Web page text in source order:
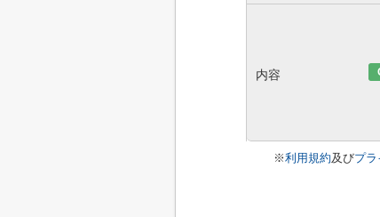
内容
※利用規約及びプ